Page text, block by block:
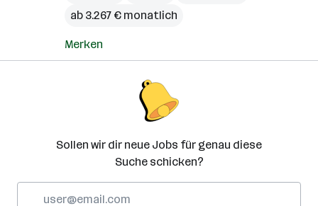
ab 3.267 € monatlich
Merken
Sollen wir dir neue Jobs für genau diese
Suche schicken?